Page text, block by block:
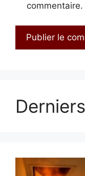
commentaire.